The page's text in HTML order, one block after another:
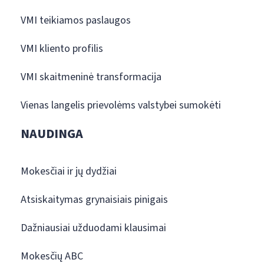
VMI teikiamos paslaugos
VMI kliento profilis
VMI skaitmeninė transformacija
Vienas langelis prievolėms valstybei sumokėti
NAUDINGA
Mokesčiai ir jų dydžiai
Atsiskaitymas grynaisiais pinigais
Dažniausiai užduodami klausimai
Mokesčių ABC